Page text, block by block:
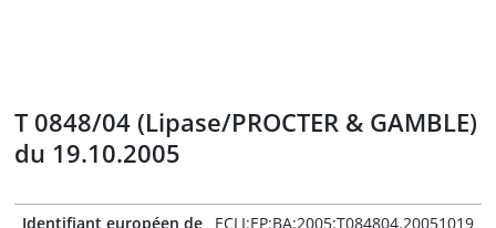
T 0848/04 (Lipase/PROCTER & GAMBLE)
du 19.10.2005
Identifiant européen de
ECLI:EP:BA:2005:T084804.20051019